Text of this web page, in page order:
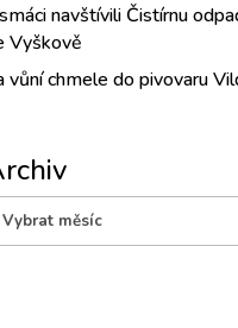
navštívili Čistírnu
Vyškově
vůní chmele do pivovaru
Archiv